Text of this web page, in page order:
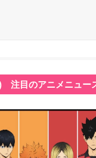
注目のアニメニュー